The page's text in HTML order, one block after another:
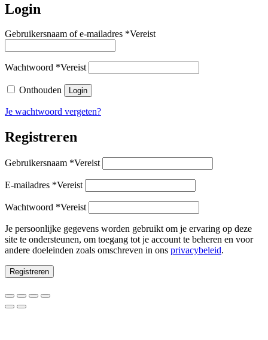
Login
Gebruikersnaam of e-mailadres *Vereist
Wachtwoord *Vereist
Onthouden Login
Je wachtwoord vergeten?
Registreren
Gebruikersnaam *Vereist
E-mailadres *Vereist
Wachtwoord *Vereist
Je persoonlijke gegevens worden gebruikt om je ervaring op deze
site te ondersteunen, om toegang tot je account te beheren en voor
andere doeleinden zoals omschreven in ons privacybeleid.
Registreren